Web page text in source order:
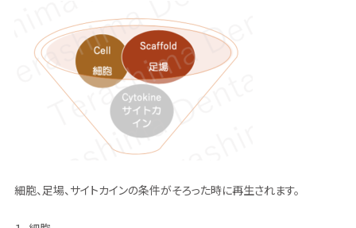
細胞、足場、サイトカインの条件がそろった時に再生されます。